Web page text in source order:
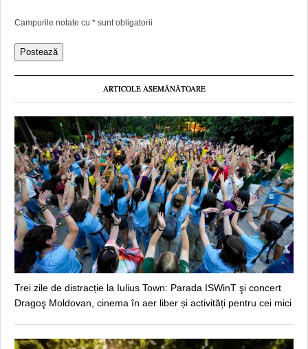
Campurile notate cu * sunt obligatorii
ARTICOLE ASEMĂNĂTOARE
Trei zile de distracție la Iulius Town: Parada ISWinT şi concert
Dragoş Moldovan, cinema în aer liber și activități pentru cei mici